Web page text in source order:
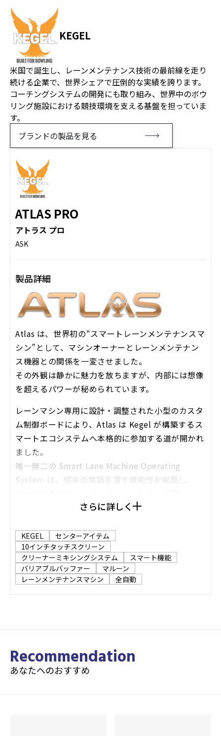
KEGEL
米国で誕生し、レーンメンテナンス技術の最前線を走り
続ける企業で、世界シェアで圧倒的な実績を誇ります。
コーチングシステムの開発にも取り組み、世界中のボウ
リング施設における競技環境を支える基盤を担っていま
す。
ブランドの製品を見る
ATLAS PRO
アトラス プロ
ASK
製品詳細
Atlas は、世界初の“スマートレーンメンテナンスマ
シン”として、マシンオーナーとレーンメンテナン
ス機器との関係を一変させました。
その外観は静かに魅力を放ちますが、内部には想像
を超えるパワーが秘められています。
レーンマシン専用に設計・調整された小型のカスタ
ム制御ボードにより、Atlas は Kegel が構築するス
マートエコシステムへ本格的に参加する道が開かれ
ました。
唯一無二の Smart Lane Machine Operating
System は、従来の常識を覆す機能性を実現し、
そのシンプルな操作性、進化したメカニカル構造、
そして洗練されたユーザーインターフェースがこれ
ら新たなテクノロジーを最大限に活かし、これまで
にない圧倒的な操作体験を提供します。
ABSコード
17-6800J
さらに詳しく
KEGEL
センターアイテム
10インチタッチスクリーン
クリーナーミキシングシステム
スマート機能
バリアブルバッファー
マルーン
レーンメンテナンスマシン
全自動
Recommendation
あなたへのおすすめ